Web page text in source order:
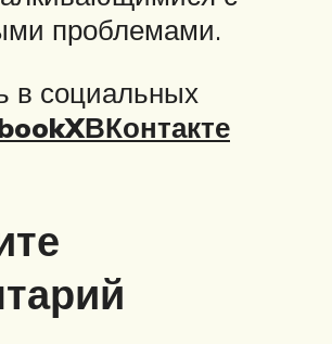
проблемами.
в социальных
XВКонтакте